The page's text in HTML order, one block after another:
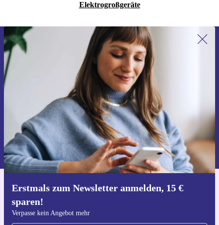
Elektrogroßgeräte
Erstmals zum Newsletter anmelden, 15 €
sparen!
Verpasse kein Angebot mehr
Erstmals zum Newsletter anmelden,
15 € sparen!
Verpasse kein Angebot mehr.
Gutschein anfordern
Informationen über die Verwendung personenbezogener Daten findest
du in unserer
Datenschutzerklärung.
Hol dir die refurbed-App